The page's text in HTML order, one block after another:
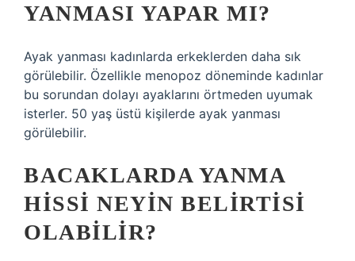
YANMASI YAPAR MI?
Ayak yanması kadınlarda erkeklerden daha sık
görülebilir. Özellikle menopoz döneminde kadınlar
bu sorundan dolayı ayaklarını örtmeden uyumak
isterler. 50 yaş üstü kişilerde ayak yanması
görülebilir.
BACAKLARDA YANMA
HISSI NEYIN BELIRTISI
OLABILIR?